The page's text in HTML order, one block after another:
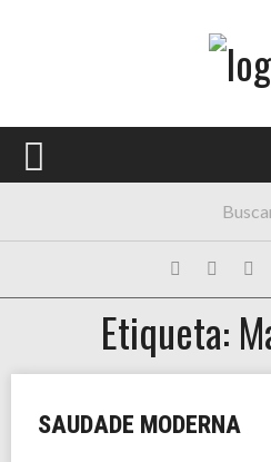
PORTADA
FESTIVALES
EXPOSICIONES
HISTORIAS
Etiqueta:
SAUDADE MODERNA